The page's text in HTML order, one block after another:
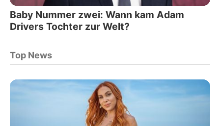
Baby Nummer zwei: Wann kam Adam
Drivers Tochter zur Welt?
Top News